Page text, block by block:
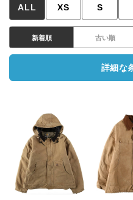
ALL XS S
新着順 古い順
詳細な